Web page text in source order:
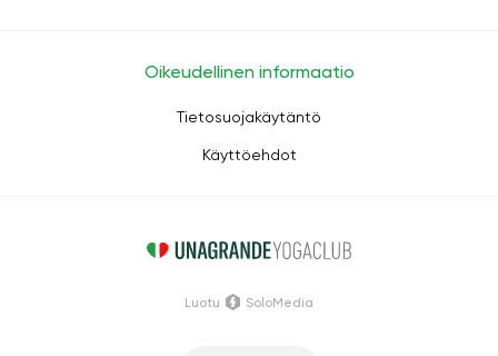
Oikeudellinen informaatio
Tietosuojakäytäntö
Käyttöehdot
Luotu SoloMedia